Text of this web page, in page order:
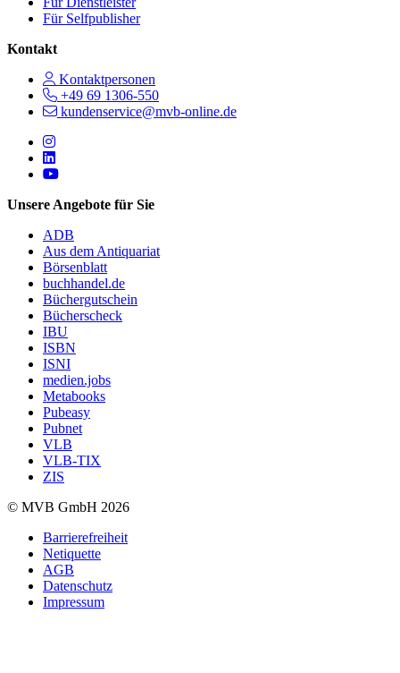
Für Selfpublisher
Kontakt
Kontaktpersonen
+49 69 1306-550
kundenservice@mvb-online.de
Follow us on https://www.instagram.com/lifeatmvb/
Follow us on https://www.linkedin.com/company/mvbbooks
Follow us on https://www.youtube.com/@mvbbooks
Unsere Angebote für Sie
ADB
Aus dem Antiquariat
Börsenblatt
buchhandel.de
Büchergutschein
Bücherscheck
IBU
ISBN
ISNI
medien.jobs
Metabooks
Pubeasy
Pubnet
VLB
VLB-TIX
ZIS
© MVB GmbH 2026
Barrierefreiheit
Netiquette
AGB
Datenschutz
Impressum